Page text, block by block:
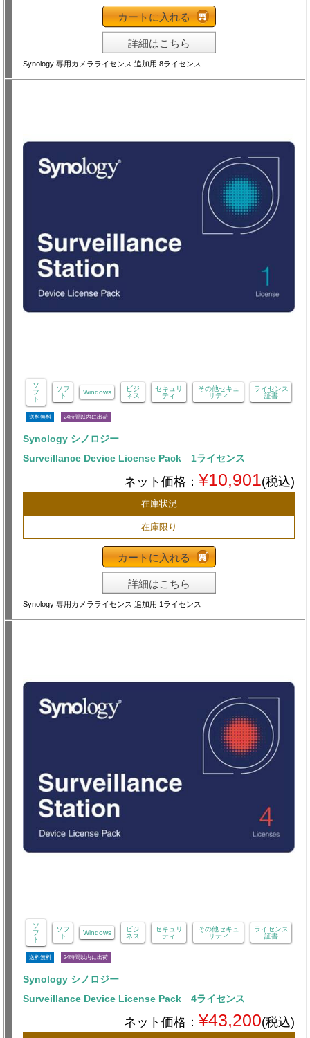
カートに入れる
詳細はこちら
Synology 専用カメラライセンス 追加用 8ライセンス
ソ
フ
ト
ソフ
ト
Windows
ビジ
ネス
セキュリ
ティ
その他セキュ
リティ
ライセンス
証書
送料無料 24時間以内に出荷
Synology シノロジー
Surveillance Device License Pack 1ライセンス
ネット価格： ¥10,901(税込)
在庫状況
在庫限り
カートに入れる
詳細はこちら
Synology 専用カメラライセンス 追加用 1ライセンス
ソ
フ
ト
ソフ
ト
Windows
ビジ
ネス
セキュリ
ティ
その他セキュ
リティ
ライセンス
証書
送料無料 24時間以内に出荷
Synology シノロジー
Surveillance Device License Pack 4ライセンス
ネット価格： ¥43,200(税込)